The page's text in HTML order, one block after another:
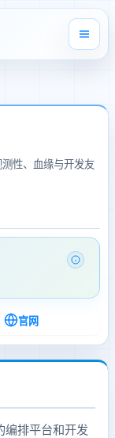
性、血缘与开发友
官网
排平台和开发